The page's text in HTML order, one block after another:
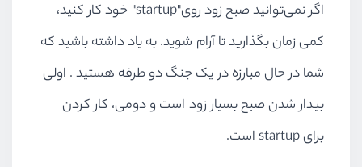
اگر نمی‌توانید صبح زود روی"startup" خود کار کنید،
کمی زمان بگذارید تا آرام شوید. به یاد داشته باشید که
شما در حال مبارزه در یک جنگ دو طرفه هستید . اولی
بیدار شدن صبح بسیار زود است و دومی، کار کردن
برای startup است.